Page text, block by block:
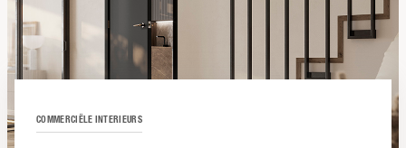
COMMERCIËLE INTERIEURS